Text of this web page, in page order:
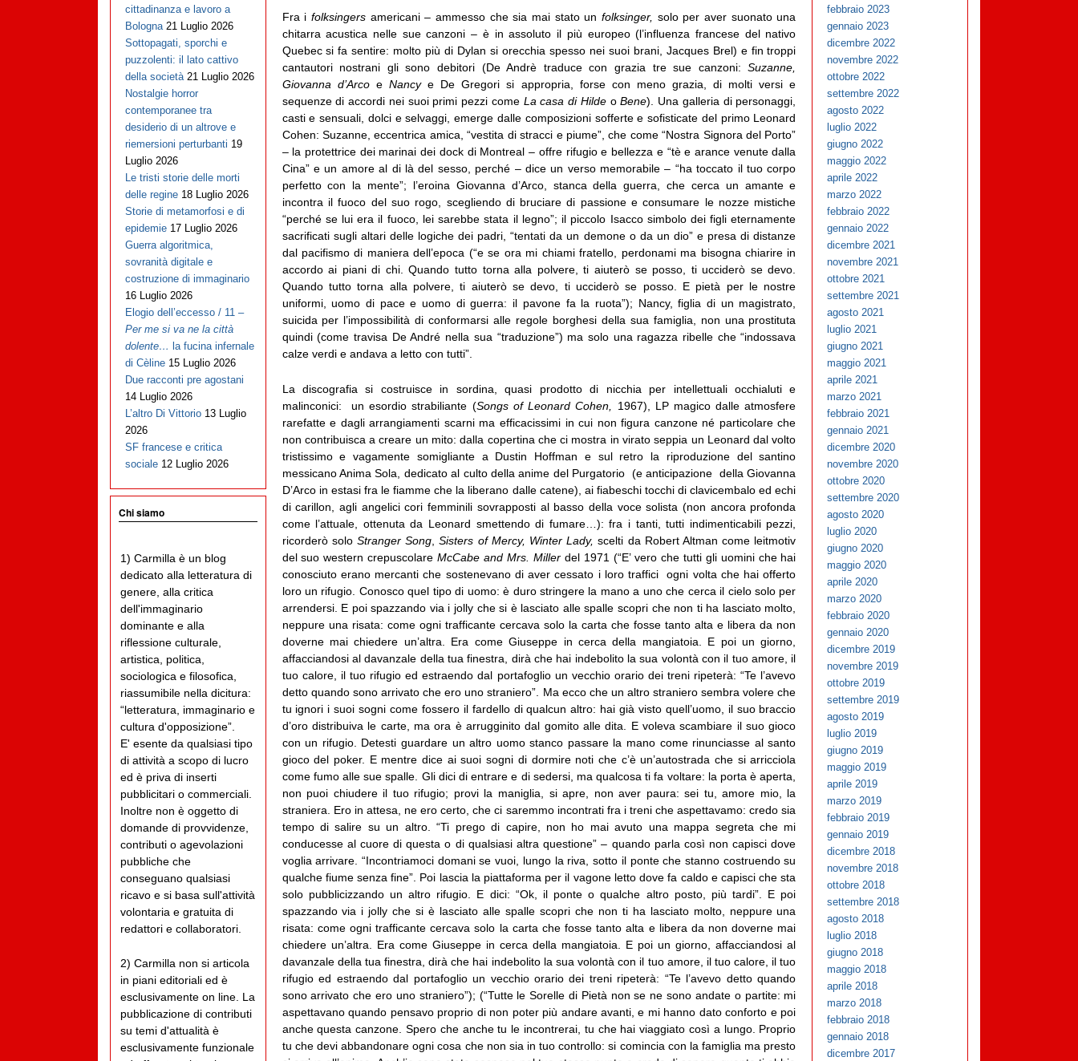
Fra i folksingersamericani – ammesso che sia mai stato unfolksinger, solo per aver suonato una
chitarra acustica nelle sue canzoni – è in assoluto il più europeo (l’influenza francese del nativo
Quebec si fa sentire: molto più di Dylan si orecchia spesso nei suoi brani, Jacques Brel) e fin troppi
cantautori nostrani gli sono debitori (De Andrè traduce con grazia tre sue canzoni:Suzanne,
Giovanna d’Arco e Nancye De Gregori si appropria, forse con meno grazia, di molti versi e
sequenze di accordi nei suoi primi pezzi come La casa di Hilde oBene). Una galleria di personaggi,
casti e sensuali, dolci e selvaggi, emerge dalle composizioni sofferte e sofisticate del primo Leonard
Cohen: Suzanne, eccentrica amica, “vestita di stracci e piume”, che come “Nostra Signora del Porto”
– la protettrice dei marinai dei dock di Montreal – offre rifugio e bellezza e “tè e arance venute dalla
Cina” e un amore al di là del sesso, perché – dice un verso memorabile – “ha toccato il tuo corpo
perfetto con la mente”; l’eroina Giovanna d’Arco, stanca della guerra, che cerca un amante e
incontra il fuoco del suo rogo, scegliendo di bruciare di passione e consumare le nozze mistiche
“perché se lui era il fuoco, lei sarebbe stata il legno”; il piccolo Isacco simbolo dei figli eternamente
sacrificati sugli altari delle logiche dei padri, “tentati da un demone o da un dio” e presa di distanze
dal pacifismo di maniera dell’epoca (“e se ora mi chiami fratello, perdonami ma bisogna chiarire in
accordo ai piani di chi. Quando tutto torna alla polvere, ti aiuterò se posso, ti ucciderò se devo.
Quando tutto torna alla polvere, ti aiuterò se devo, ti ucciderò se posso. E pietà per le nostre
uniformi, uomo di pace e uomo di guerra: il pavone fa la ruota”); Nancy, figlia di un magistrato,
suicida per l’impossibilità di conformarsi alle regole borghesi della sua famiglia, non una prostituta
quindi (come travisa De André nella sua “traduzione”) ma solo una ragazza ribelle che “indossava
calze verdi e andava a letto con tutti”.
La discografia si costruisce in sordina, quasi prodotto di nicchia per intellettuali occhialuti e
malinconici: un esordio strabiliante (Songs of Leonard Cohen, 1967), LP magico dalle atmosfere
rarefatte e dagli arrangiamenti scarni ma efficacissimi in cui non figura canzone né particolare che
non contribuisca a creare un mito: dalla copertina che ci mostra in virato seppia un Leonard dal volto
tristissimo e vagamente somigliante a Dustin Hoffman e sul retro la riproduzione del santino
messicano Anima Sola, dedicato al culto della anime del Purgatorio (e anticipazione della Giovanna
D’Arco in estasi fra le fiamme che la liberano dalle catene), ai fiabeschi tocchi di clavicembalo ed echi
di carillon, agli angelici cori femminili sovrapposti al basso della voce solista (non ancora profonda
come l’attuale, ottenuta da Leonard smettendo di fumare…): fra i tanti, tutti indimenticabili pezzi,
ricorderò solo Stranger Song ,Sisters of Mercy, Winter Lady,scelti da Robert Altman come leitmotiv
del suo western crepuscolareMcCabe and Mrs. Miller del 1971 (“E’ vero che tutti gli uomini che hai
conosciuto erano mercanti che sostenevano di aver cessato i loro traffici ogni volta che hai offerto
loro un rifugio. Conosco quel tipo di uomo: è duro stringere la mano a uno che cerca il cielo solo per
arrendersi. E poi spazzando via i jolly che si è lasciato alle spalle scopri che non ti ha lasciato molto,
neppure una risata: come ogni trafficante cercava solo la carta che fosse tanto alta e libera da non
doverne mai chiedere un’altra. Era come Giuseppe in cerca della mangiatoia. E poi un giorno,
affacciandosi al davanzale della tua finestra, dirà che hai indebolito la sua volontà con il tuo amore, il
tuo calore, il tuo rifugio ed estraendo dal portafoglio un vecchio orario dei treni ripeterà: “Te l’avevo
detto quando sono arrivato che ero uno straniero”. Ma ecco che un altro straniero sembra volere che
tu ignori i suoi sogni come fossero il fardello di qualcun altro: hai già visto quell’uomo, il suo braccio
d’oro distribuiva le carte, ma ora è arrugginito dal gomito alle dita. E voleva scambiare il suo gioco
con un rifugio. Detesti guardare un altro uomo stanco passare la mano come rinunciasse al santo
gioco del poker. E mentre dice ai suoi sogni di dormire noti che c’è un’autostrada che si arricciola
come fumo alle sue spalle. Gli dici di entrare e di sedersi, ma qualcosa ti fa voltare: la porta è aperta,
non puoi chiudere il tuo rifugio; provi la maniglia, si apre, non aver paura: sei tu, amore mio, la
straniera. Ero in attesa, ne ero certo, che ci saremmo incontrati fra i treni che aspettavamo: credo sia
tempo di salire su un altro. “Ti prego di capire, non ho mai avuto una mappa segreta che mi
conducesse al cuore di questa o di qualsiasi altra questione” – quando parla così non capisci dove
voglia arrivare. “Incontriamoci domani se vuoi, lungo la riva, sotto il ponte che stanno costruendo su
qualche fiume senza fine”. Poi lascia la piattaforma per il vagone letto dove fa caldo e capisci che sta
solo pubblicizzando un altro rifugio. E dici: “Ok, il ponte o qualche altro posto, più tardi”. E poi
spazzando via i jolly che si è lasciato alle spalle scopri che non ti ha lasciato molto, neppure una
risata: come ogni trafficante cercava solo la carta che fosse tanto alta e libera da non doverne mai
chiedere un’altra. Era come Giuseppe in cerca della mangiatoia. E poi un giorno, affacciandosi al
davanzale della tua finestra, dirà che hai indebolito la sua volontà con il tuo amore, il tuo calore, il tuo
rifugio ed estraendo dal portafoglio un vecchio orario dei treni ripeterà: “Te l’avevo detto quando
sono arrivato che ero uno straniero”); (“Tutte le Sorelle di Pietà non se ne sono andate o partite: mi
aspettavano quando pensavo proprio di non poter più andare avanti, e mi hanno dato conforto e poi
anche questa canzone. Spero che anche tu le incontrerai, tu che hai viaggiato così a lungo. Proprio
tu che devi abbandonare ogni cosa che non sia in tuo controllo: si comincia con la famiglia ma presto
cittadinanza e lavoro a
Bologna 21 Luglio 2026
Sottopagati, sporchi e
puzzolenti: il lato cattivo
della società 21 Luglio 2026
Nostalgie horror
contemporanee tra
desiderio di un altrove e
riemersioni perturbanti 19
Luglio 2026
Le tristi storie delle morti
delle regine 18 Luglio 2026
Storie di metamorfosi e di
epidemie 17 Luglio 2026
Guerra algoritmica,
sovranità digitale e
costruzione di immaginario
16 Luglio 2026
Elogio dell’eccesso / 11 –
Per me si va ne la città
dolente… la fucina infernale
di Cèline 15 Luglio 2026
Due racconti pre agostani
14 Luglio 2026
L’altro Di Vittorio 13 Luglio
2026
SF francese e critica
sociale 12 Luglio 2026
Chi siamo
1) Carmilla è un blog
dedicato alla letteratura di
genere, alla critica
dell'immaginario
dominante e alla
riflessione culturale,
artistica, politica,
sociologica e filosofica,
riassumibile nella dicitura:
“letteratura, immaginario e
cultura d'opposizione”.
E' esente da qualsiasi tipo
di attività a scopo di lucro
ed è priva di inserti
pubblicitari o commerciali.
Inoltre non è oggetto di
domande di provvidenze,
contributi o agevolazioni
pubbliche che
conseguano qualsiasi
ricavo e si basa sull'attività
volontaria e gratuita di
redattori e collaboratori.
2) Carmilla non si articola
in piani editoriali ed è
esclusivamente on line. La
pubblicazione di contributi
su temi d'attualità è
esclusivamente funzionale
febbraio 2023
gennaio 2023
dicembre 2022
novembre 2022
ottobre 2022
settembre 2022
agosto 2022
luglio 2022
giugno 2022
maggio 2022
aprile 2022
marzo 2022
febbraio 2022
gennaio 2022
dicembre 2021
novembre 2021
ottobre 2021
settembre 2021
agosto 2021
luglio 2021
giugno 2021
maggio 2021
aprile 2021
marzo 2021
febbraio 2021
gennaio 2021
dicembre 2020
novembre 2020
ottobre 2020
settembre 2020
agosto 2020
luglio 2020
giugno 2020
maggio 2020
aprile 2020
marzo 2020
febbraio 2020
gennaio 2020
dicembre 2019
novembre 2019
ottobre 2019
settembre 2019
agosto 2019
luglio 2019
giugno 2019
maggio 2019
aprile 2019
marzo 2019
febbraio 2019
gennaio 2019
dicembre 2018
novembre 2018
ottobre 2018
settembre 2018
agosto 2018
luglio 2018
giugno 2018
maggio 2018
aprile 2018
marzo 2018
febbraio 2018
gennaio 2018
dicembre 2017